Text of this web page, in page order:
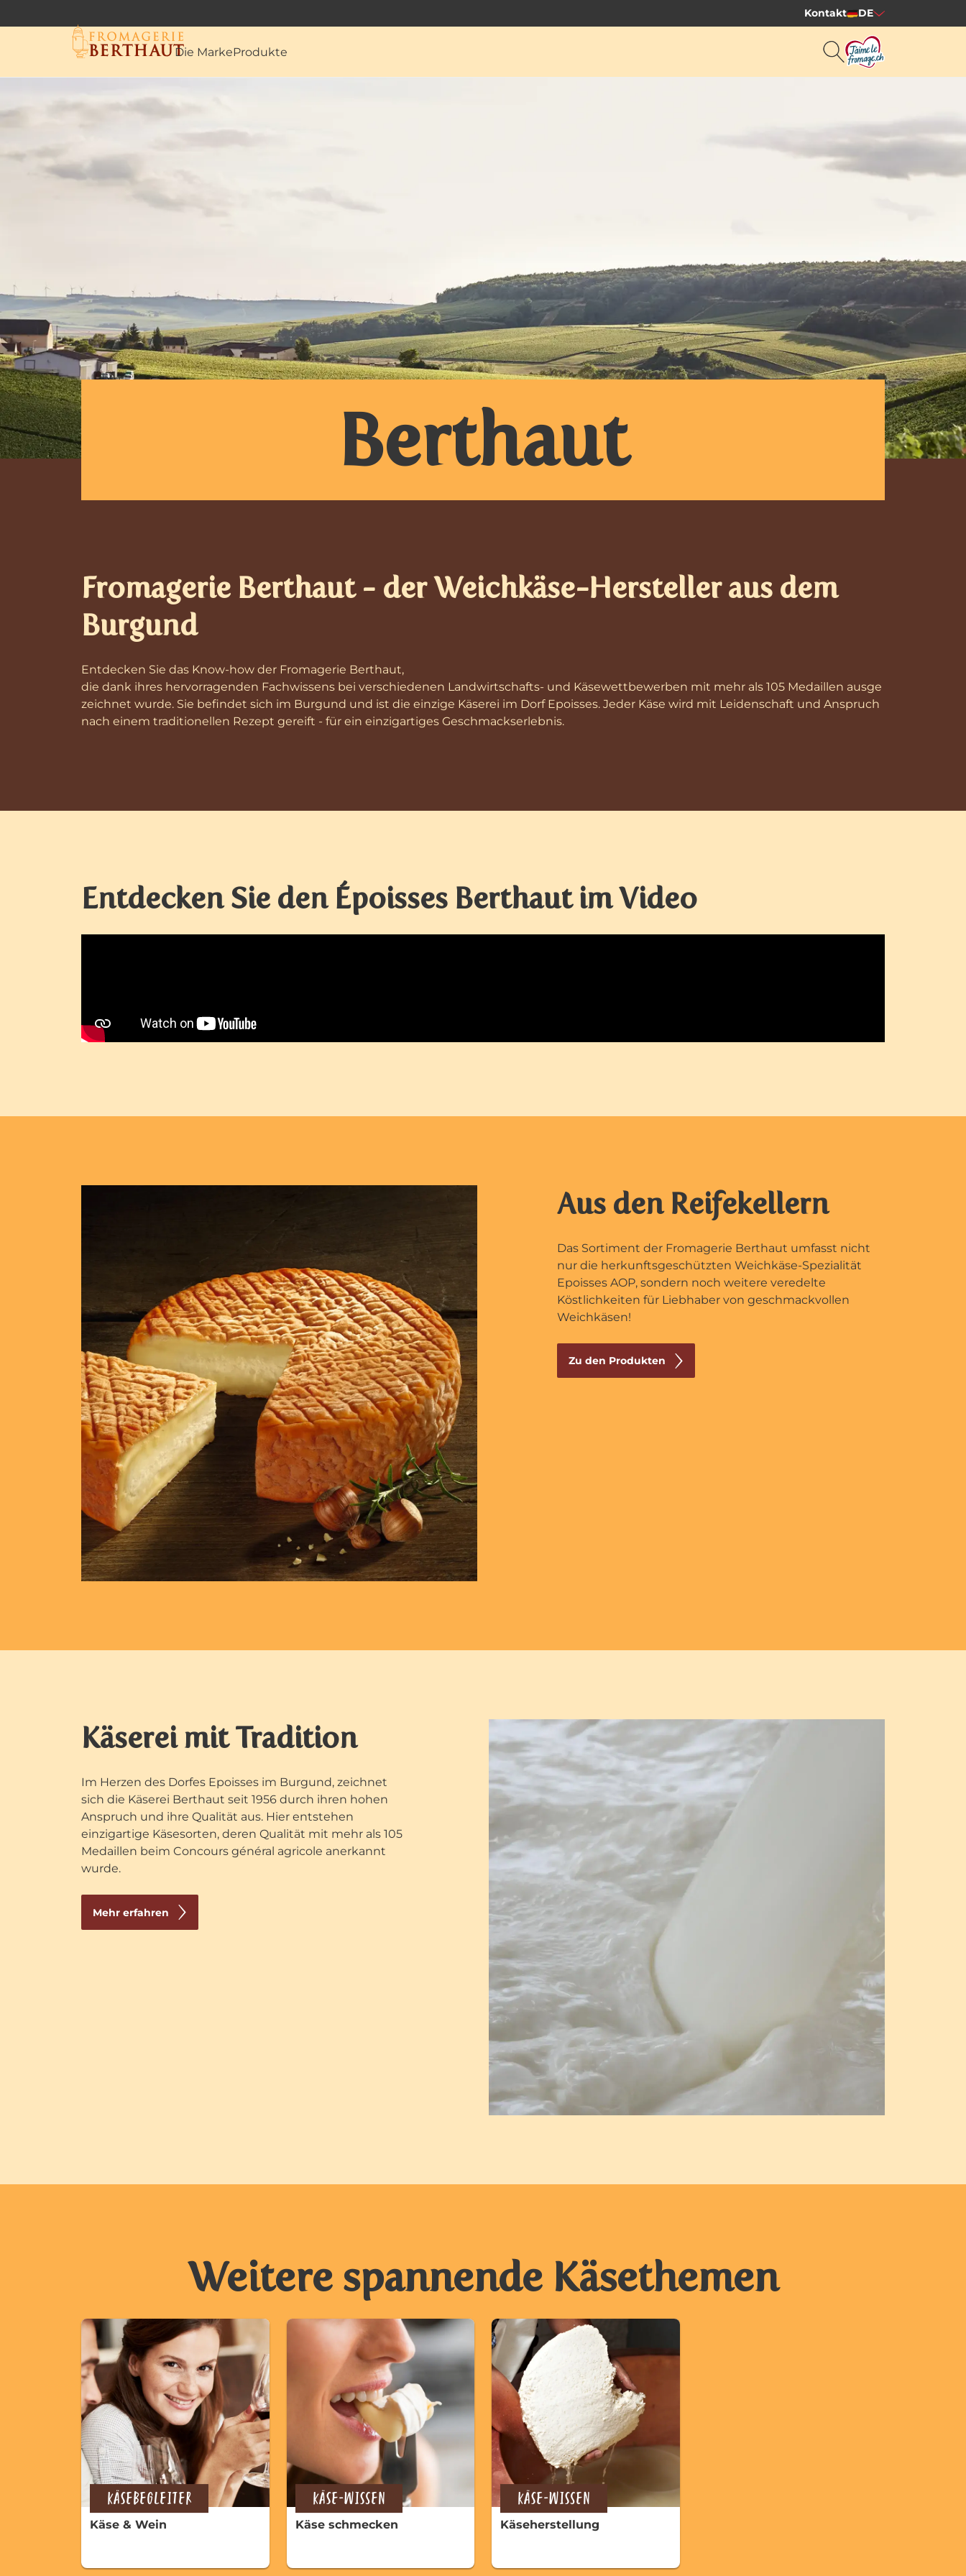
Kontakt DE
Die MarkeProdukte
Berthaut
Fromagerie Berthaut - der Weichkäse-Hersteller aus dem
Burgund
Entdecken Sie das Know-how der Fromagerie Berthaut,
die dank ihres hervorragenden Fachwissens bei verschiedenen Landwirtschafts- und Käsewettbewerben mit mehr als 105 Medaillen ausge
zeichnet wurde. Sie befindet sich im Burgund und ist die einzige Käserei im Dorf Epoisses. Jeder Käse wird mit Leidenschaft und Anspruch
nach einem traditionellen Rezept gereift - für ein einzigartiges Geschmackserlebnis.​
Entdecken Sie den Époisses Berthaut im Video
Aus den Reifekellern
Das Sortiment der Fromagerie Berthaut umfasst nicht
nur die herkunftsgeschützten Weichkäse-Spezialität
Epoisses AOP, sondern noch weitere veredelte
Köstlichkeiten für Liebhaber von geschmackvollen
Weichkäsen!
Zu den Produkten
Käserei mit Tradition
Im Herzen des Dorfes Epoisses im Burgund, zeichnet
sich die Käserei Berthaut seit 1956 durch ihren hohen
Anspruch und ihre Qualität aus. Hier entstehen
einzigartige Käsesorten, deren Qualität mit mehr als 105
Medaillen beim Concours général agricole anerkannt
wurde.​
Mehr erfahren
Weitere spannende Käsethemen
KÄSEBEGLEITER
Käse & Wein
KÄSE-WISSEN
Käse schmecken
KÄSE-WISSEN
Käseherstellung